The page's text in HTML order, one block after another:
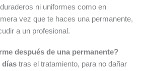
ni uniformes como en
vez que te haces una permanente,
a un profesional.
después de una permanente?
días tras el tratamiento, para no dañar